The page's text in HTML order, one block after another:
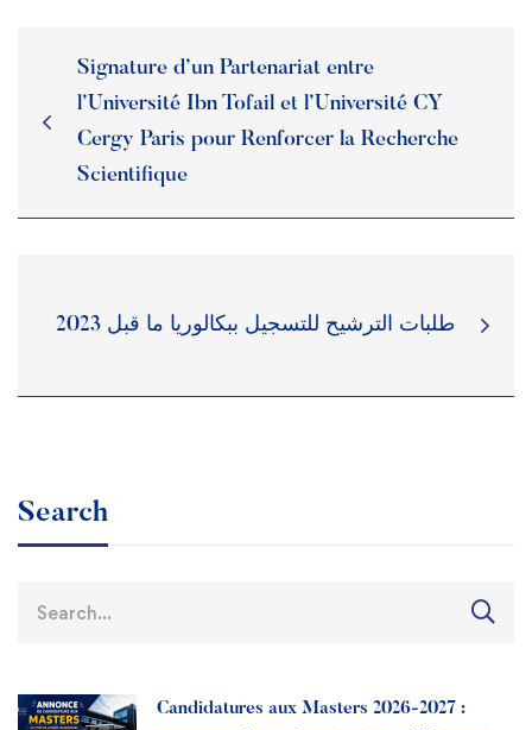
Transport
Sport
Search
Candidatures aux Masters 2026-2027 :
Signature d’un Partenariat entre
l’Université Ibn Tofail et l’Université CY
Cergy Paris pour Renforcer la Recherche
Scientifique
طلبات الترشيح للتسجيل ببكالوريا ما قبل 2023